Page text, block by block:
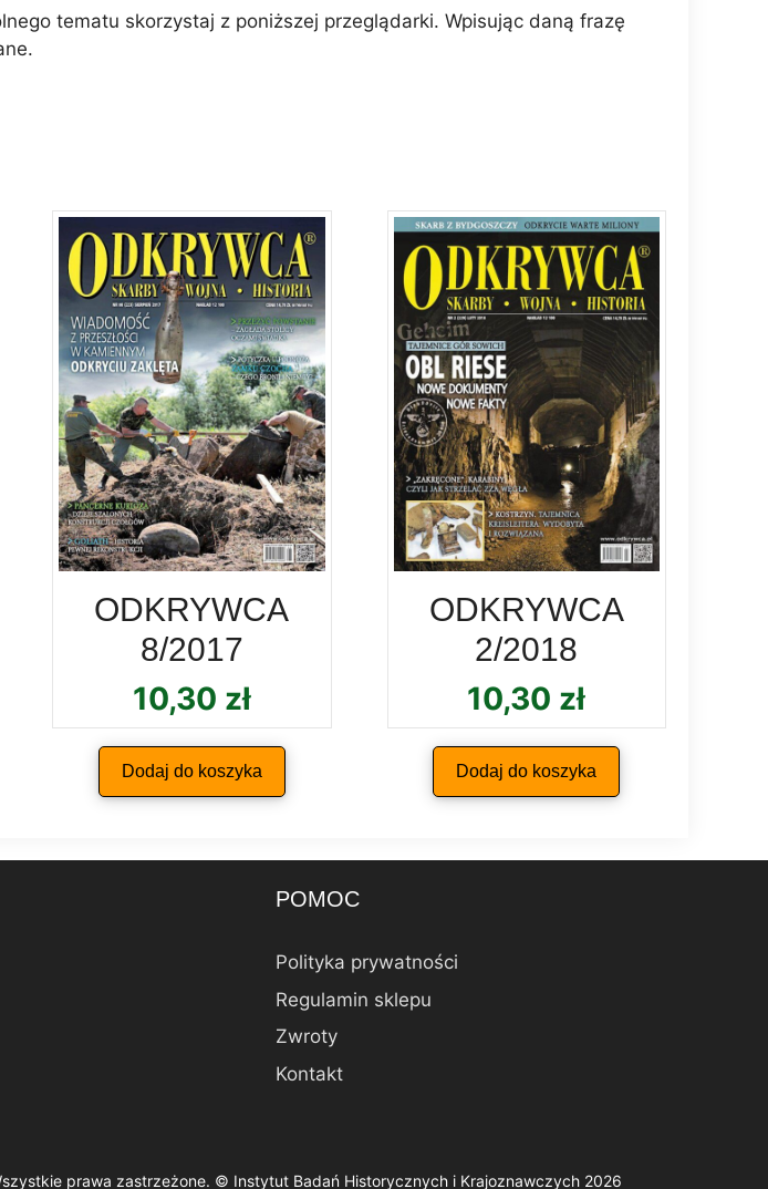
tematu skorzystaj z poniższej przeglądarki. Wpisując daną frazę
ODKRYWCA
8/2017
10,30 zł
Dodaj do koszyka
ODKRYWCA
2/2018
10,30 zł
Dodaj do koszyka
POMOC
Polityka prywatności
Regulamin sklepu
Zwroty
Kontakt
prawa zastrzeżone. © Instytut Badań Historycznych i Krajoznawczych 2026